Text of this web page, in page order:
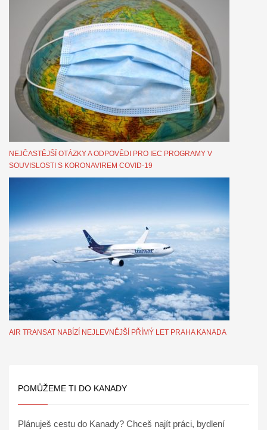
NEJČASTĚJŠÍ OTÁZKY A ODPOVĚDI PRO IEC PROGRAMY V
SOUVISLOSTI S KORONAVIREM COVID-19
AIR TRANSAT NABÍZÍ NEJLEVNĚJŠÍ PŘÍMÝ LET PRAHA KANADA
POMŮŽEME TI DO KANADY
Plánuješ cestu do Kanady? Chceš najít práci, bydlení